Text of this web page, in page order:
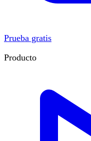
Prueba gratis
Producto